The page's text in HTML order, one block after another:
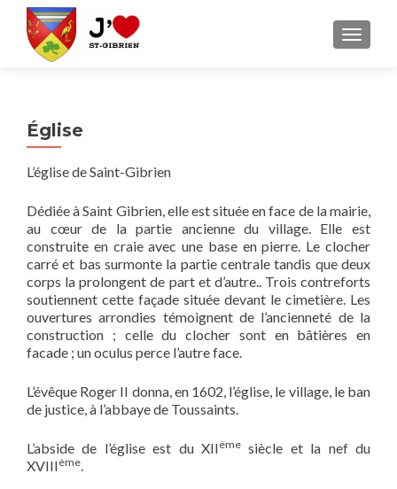
Église
L’église de Saint-Gibrien
Dédiée à Saint Gibrien, elle est située en face de la mairie,
au cœur de la partie ancienne du village. Elle est
construite en craie avec une base en pierre. Le clocher
carré et bas surmonte la partie centrale tandis que deux
corps la prolongent de part et d’autre.. Trois contreforts
soutiennent cette façade située devant le cimetière. Les
ouvertures arrondies témoignent de l’ancienneté de la
construction ; celle du clocher sont en bâtières en
facade ; un oculus perce l’autre face.
L’évêque Roger II donna, en 1602, l’église, le village, le ban
de justice, à l’abbaye de Toussaints.
L’abside de l’église est du XIIème siècle et la nef du
XVIIIème.